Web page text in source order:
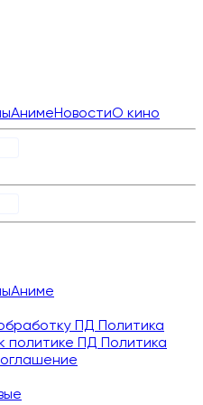
АнимеНовостиО кино
Аниме
ПД Политика
политике ПД Политика